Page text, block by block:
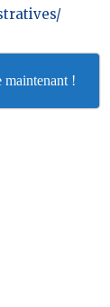
maintenant !